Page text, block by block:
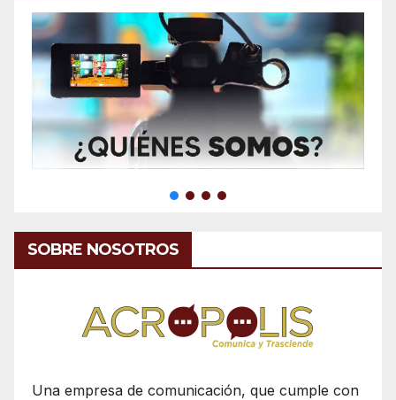
SOBRE NOSOTROS
Una empresa de comunicación, que cumple con